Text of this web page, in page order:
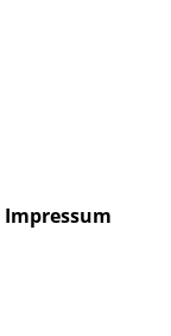
Impressum